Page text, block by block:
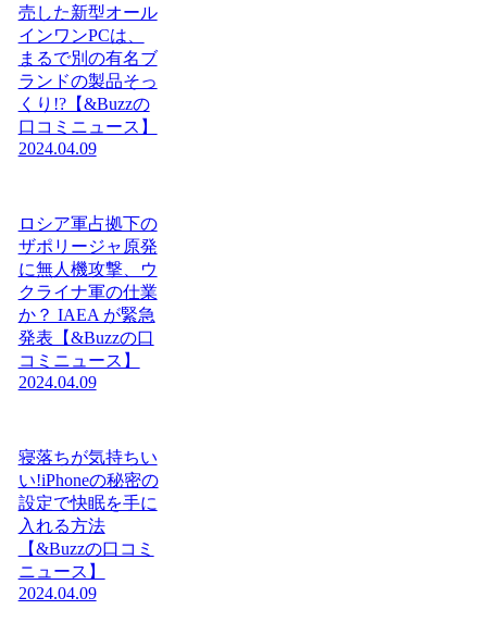
売した新型オール
インワンPCは、
まるで別の有名ブ
ランドの製品そっ
くり!?【&Buzzの
口コミニュース】
2024.04.09
ロシア軍占拠下の
ザポリージャ原発
に無人機攻撃、ウ
クライナ軍の仕業
か？ IAEA が緊急
発表【&Buzzの口
コミニュース】
2024.04.09
寝落ちが気持ちい
い!iPhoneの秘密の
設定で快眠を手に
入れる方法
【&Buzzの口コミ
ニュース】
2024.04.09